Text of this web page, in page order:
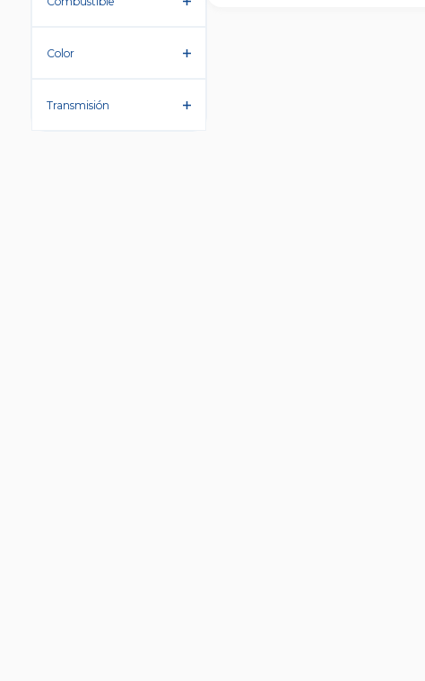
Color
Transmisión